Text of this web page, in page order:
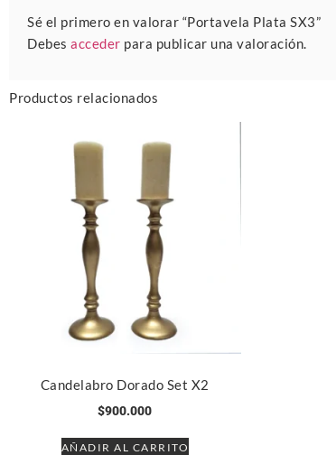
Productos relacionados
Candelabro Dorado Set X2
$900.000
AÑADIR AL CARRITO
Sé el primero en valorar “Portavela Plata SX3”
Debes acceder para publicar una valoración.